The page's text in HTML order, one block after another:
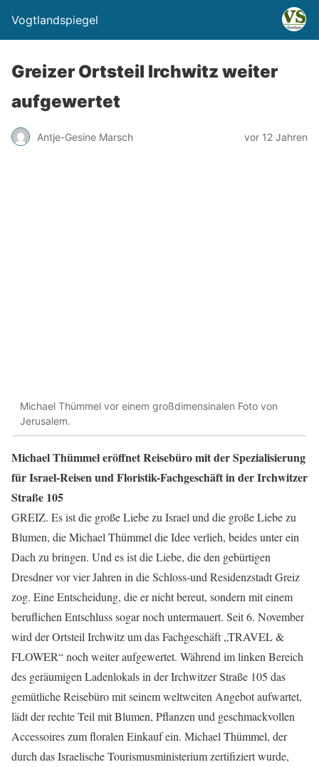
Vogtlandspiegel
Greizer Ortsteil Irchwitz weiter
aufgewertet
Antje-Gesine Marsch vor 12 Jahren
Michael Thümmel vor einem großdimensinalen Foto von
Jerusalem.
Michael Thümmel eröffnet Reisebüro mit der Spezialisierung
für Israel-Reisen und Floristik-Fachgeschäft in der Irchwitzer
Straße 105
GREIZ. Es ist die große Liebe zu Israel und die große Liebe zu
Blumen, die Michael Thümmel die Idee verlieh, beides unter ein
Dach zu bringen. Und es ist die Liebe, die den gebürtigen
Dresdner vor vier Jahren in die Schloss-und Residenzstadt Greiz
zog. Eine Entscheidung, die er nicht bereut, sondern mit einem
beruflichen Entschluss sogar noch untermauert. Seit 6. November
wird der Ortsteil Irchwitz um das Fachgeschäft „TRAVEL &
FLOWER“ noch weiter aufgewertet. Während im linken Bereich
des geräumigen Ladenlokals in der Irchwitzer Straße 105 das
gemütliche Reisebüro mit seinem weltweiten Angebot aufwartet,
lädt der rechte Teil mit Blumen, Pflanzen und geschmackvollen
Accessoires zum floralen Einkauf ein. Michael Thümmel, der
durch das Israelische Tourismusministerium zertifiziert wurde,